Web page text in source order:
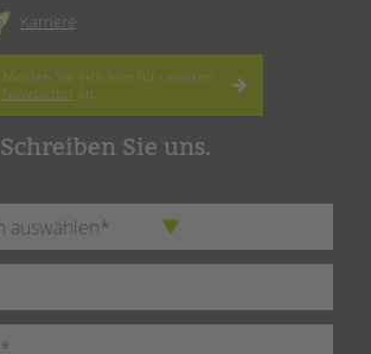
Karriere
Melden Sie sich hier für unseren
Newsletter an.
Schreiben Sie uns.